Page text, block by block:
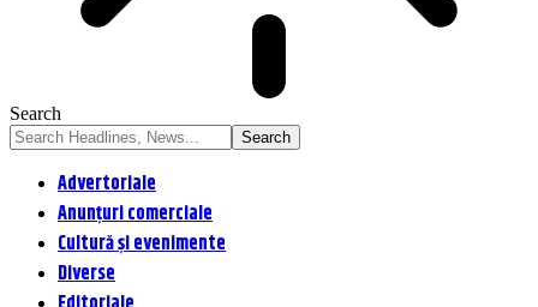
Search
Advertoriale
Anunțuri comerciale
Cultură și evenimente
Diverse